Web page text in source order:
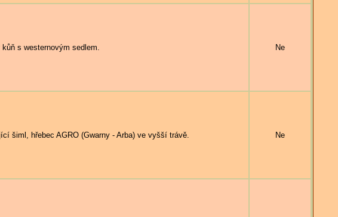
s westernovým sedlem. Ne
šiml, hřebec AGRO (Gwarny - Arba) ve vyšší trávě. Ne